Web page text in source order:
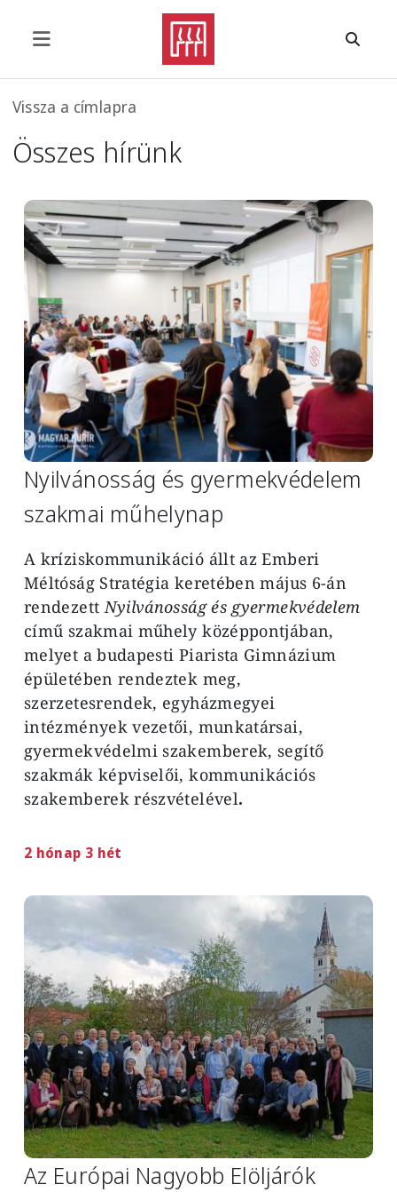
Morzsa
Vissza a címlapra
Összes hírünk
Image
Nyilvánosság és gyermekvédelem
szakmai műhelynap
A kríziskommunikáció állt az Emberi
Méltóság Stratégia keretében május 6-án
rendezettNyilvánosság és gyermekvédelem
című szakmai műhely középpontjában,
melyet a budapesti Piarista Gimnázium
épületében rendeztek meg,
szerzetesrendek, egyházmegyei
intézmények vezetői, munkatársai,
gyermekvédelmi szakemberek, segítő
szakmák képviselői, kommunikációs
szakemberek részvételével.
2 hónap 3 hét
Image
Az Európai Nagyobb Elöljárók